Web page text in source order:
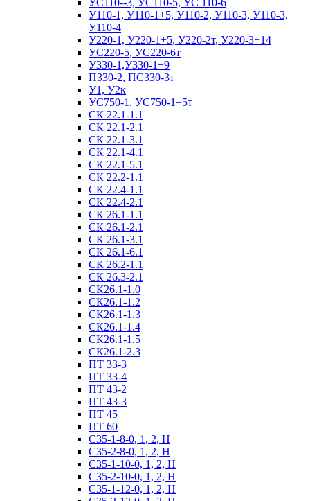
У110-1, У110-1+5, У110-2, У110-3, У110-3,
У110-4
У220-1, У220-1+5, У220-2т, У220-3+14
УС220-5, УС220-6т
У330-1,У330-1+9
П330-2, ПС330-3т
У1, У2к
УС750-1, УС750-1+5т
СК 22.1-1.1
СК 22.1-2.1
СК 22.1-3.1
СК 22.1-4.1
СК 22.1-5.1
СК 22.2-1.1
СК 22.4-1.1
СК 22.4-2.1
СК 26.1-1.1
СК 26.1-2.1
СК 26.1-3.1
СК 26.1-6.1
СК 26.2-1.1
СК 26.3-2.1
СК26.1-1.0
СК26.1-1.2
СК26.1-1.3
СК26.1-1.4
СК26.1-1.5
СК26.1-2.3
ПТ 33-3
ПТ 33-4
ПТ 43-2
ПТ 43-3
ПТ 45
ПТ 60
С35-1-8-0, 1, 2, Н
С35-2-8-0, 1, 2, Н
С35-1-10-0, 1, 2, Н
С35-2-10-0, 1, 2, Н
С35-1-12-0, 1, 2, Н